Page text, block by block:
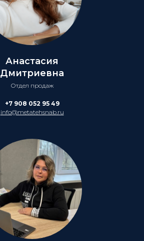
Анастасия
Дмитриевна
Отдел продаж
+7 908 052 95 49
info@metatehsnab.ru